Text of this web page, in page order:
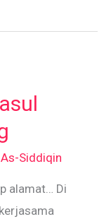
Siddiqin
alamat… Di